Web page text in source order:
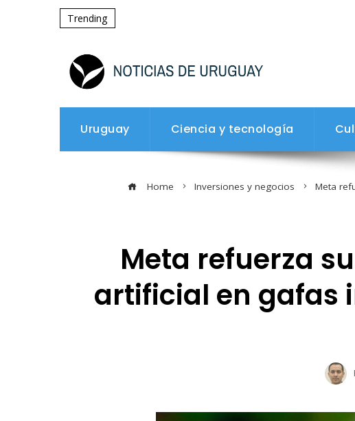
Trending
Uruguay Ciencia y tecnología
Home Inversiones y negocios Meta
Meta refuerza
artificial en gafas